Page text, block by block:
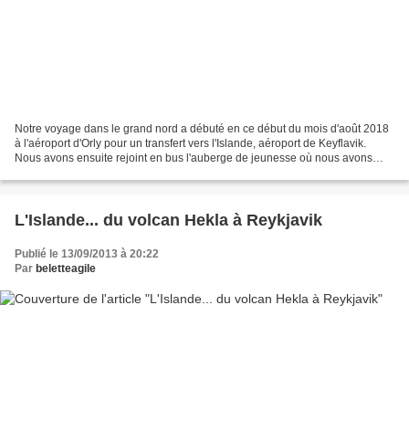
Notre voyage dans le grand nord a débuté en ce début du mois d'août 2018
à l'aéroport d'Orly pour un transfert vers l'Islande, aéroport de Keyflavik.
Nous avons ensuite rejoint en bus l'auberge de jeunesse où nous avons
L'Islande... du volcan Hekla à Reykjavik
Publié le 13/09/2013 à 20:22
Par beletteagile